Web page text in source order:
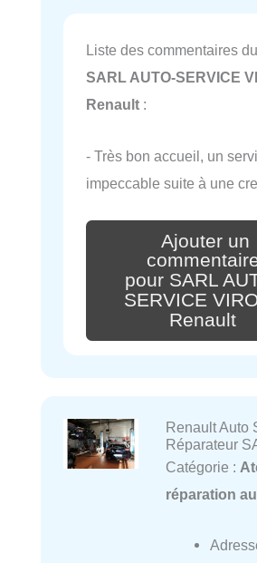
Liste des commentaires
SARL AUTO-SERVICE
Renault :
- Très bon accueil, un
impeccable suite à une
Ajouter un
pour SARL
SERVICE
Renault
Renault Auto
Réparateur
Catégorie :
réparation